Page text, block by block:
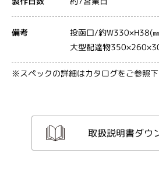
備考 投函口/約W330×H38(
大型配達物350×260×30
※スペックの詳細はカタログをご参照下
取扱説明書ダウ